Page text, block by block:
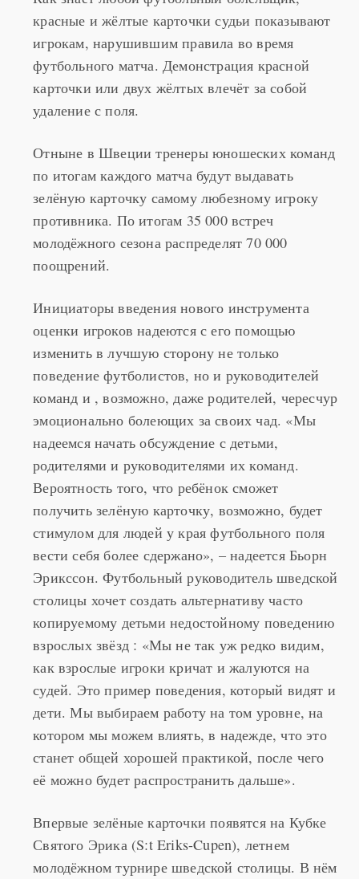
красные и жёлтые карточки судьи показывают
игрокам, нарушившим правила во время
футбольного матча. Демонстрация красной
карточки или двух жёлтых влечёт за собой
удаление с поля.
Отныне в Швеции тренеры юношеских команд
по итогам каждого матча будут выдавать
зелёную карточку самому любезному игроку
противника. По итогам 35 000 встреч
молодёжного сезона распределят 70 000
поощрений.
Инициаторы введения нового инструмента
оценки игроков надеются с его помощью
изменить в лучшую сторону не только
поведение футболистов, но и руководителей
команд и , возможно, даже родителей, чересчур
эмоционально болеющих за своих чад. «Мы
надеемся начать обсуждение с детьми,
родителями и руководителями их команд.
Вероятность того, что ребёнок сможет
получить зелёную карточку, возможно, будет
стимулом для людей у края футбольного поля
вести себя более сдержано», – надеется Бьорн
Эрикссон. Футбольный руководитель шведской
столицы хочет создать альтернативу часто
копируемому детьми недостойному поведению
взрослых звёзд : «Мы не так уж редко видим,
как взрослые игроки кричат и жалуются на
судей. Это пример поведения, который видят и
дети. Мы выбираем работу на том уровне, на
котором мы можем влиять, в надежде, что это
станет общей хорошей практикой, после чего
её можно будет распространить дальше».
Впервые зелёные карточки появятся на Кубке
Святого Эрика (S:t Eriks-Cupen), летнем
молодёжном турнире шведской столицы. В нём